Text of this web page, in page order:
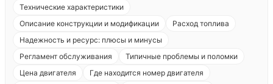
Технические характеристики
Описание конструкции и модификации
Расход топлива
Надежность и ресурс: плюсы и минусы
Регламент обслуживания
Типичные проблемы и поломки
Цена двигателя
Где находится номер двигателя